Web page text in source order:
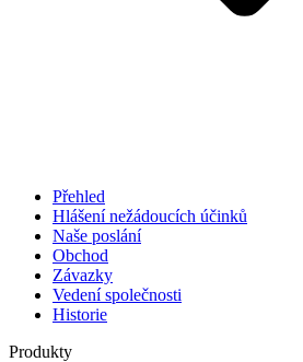
Přehled
Hlášení nežádoucích účinků
Naše poslání
Obchod
Závazky
Vedení společnosti
Historie
Produkty